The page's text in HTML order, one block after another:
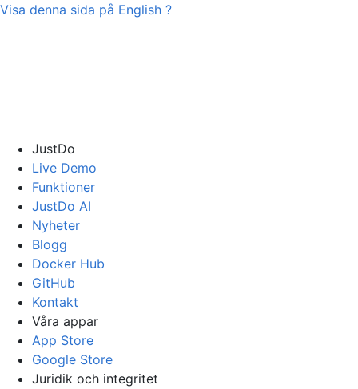
Visa denna sida på English ?
JustDo
Live Demo
Funktioner
JustDo AI
Nyheter
Blogg
Docker Hub
GitHub
Kontakt
Våra appar
App Store
Google Store
Juridik och integritet